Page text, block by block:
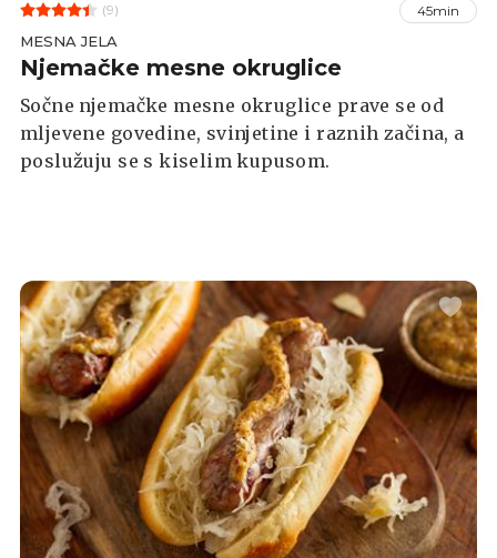
(9) 45min
MESNA JELA
Njemačke mesne okruglice
Sočne njemačke mesne okruglice prave se od
mljevene govedine, svinjetine i raznih začina, a
poslužuju se s kiselim kupusom.